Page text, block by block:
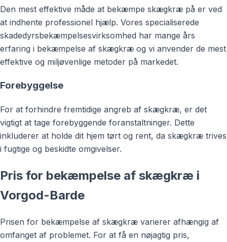
Den mest effektive måde at bekæmpe skægkræ på er ved
at indhente professionel hjælp. Vores specialiserede
skadedyrsbekæmpelsesvirksomhed har mange års
erfaring i bekæmpelse af skægkræ og vi anvender de mest
effektive og miljøvenlige metoder på markedet.
Forebyggelse
For at forhindre fremtidige angreb af skægkræ, er det
vigtigt at tage forebyggende foranstaltninger. Dette
inkluderer at holde dit hjem tørt og rent, da skægkræ trives
i fugtige og beskidte omgivelser.
Pris for bekæmpelse af skægkræ i
Vorgod-Barde
Prisen for bekæmpelse af skægkræ varierer afhængig af
omfanget af problemet. For at få en nøjagtig pris,